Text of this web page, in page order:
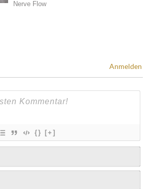
Anmelden
{} [+]